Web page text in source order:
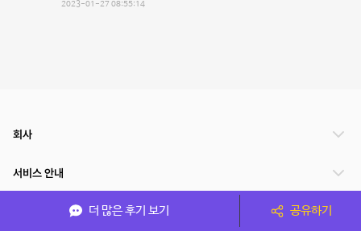
2023-01-27 08:55:14
더 많은 후기 보기 공유하기
회사
서비스 안내